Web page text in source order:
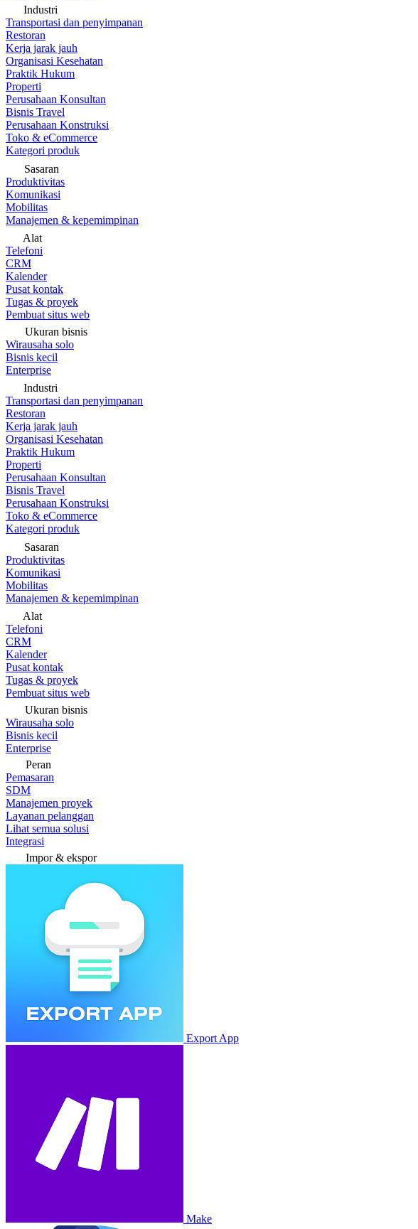
Industri
Transportasi dan penyimpanan
Restoran
Kerja jarak jauh
Organisasi Kesehatan
Praktik Hukum
Properti
Perusahaan Konsultan
Bisnis Travel
Perusahaan Konstruksi
Toko & eCommerce
Kategori produk
Sasaran
Produktivitas
Komunikasi
Mobilitas
Manajemen & kepemimpinan
Alat
Telefoni
CRM
Kalender
Pusat kontak
Tugas & proyek
Pembuat situs web
Ukuran bisnis
Wirausaha solo
Bisnis kecil
Enterprise
Industri
Transportasi dan penyimpanan
Restoran
Kerja jarak jauh
Organisasi Kesehatan
Praktik Hukum
Properti
Perusahaan Konsultan
Bisnis Travel
Perusahaan Konstruksi
Toko & eCommerce
Kategori produk
Sasaran
Produktivitas
Komunikasi
Mobilitas
Manajemen & kepemimpinan
Alat
Telefoni
CRM
Kalender
Pusat kontak
Tugas & proyek
Pembuat situs web
Ukuran bisnis
Wirausaha solo
Bisnis kecil
Enterprise
Peran
Pemasaran
SDM
Manajemen proyek
Layanan pelanggan
Lihat semua solusi
Integrasi
Impor & ekspor
Export App
Make